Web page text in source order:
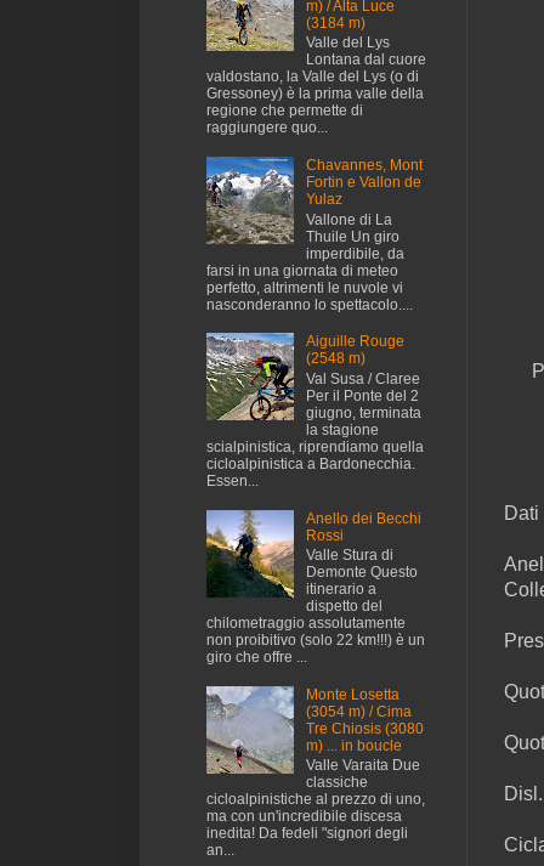
Dati
m) / Alta Luce
(3184 m)
Valle del Lys
Lontana dal cuore
valdostano, la Valle del Lys (o di
Gressoney) è la prima valle della
regione che permette di
raggiungere quo...
Chavannes, Mont
Fortin e Vallon de
Yulaz
Vallone di La
Thuile Un giro
imperdibile, da
farsi in una giornata di meteo
perfetto, altrimenti le nuvole vi
nasconderanno lo spettacolo....
Aiguille Rouge
(2548 m)
Val Susa / Claree
Per il Ponte del 2
giugno, terminata
la stagione
scialpinistica, riprendiamo quella
cicloalpinistica a Bardonecchia.
Essen...
Anello dei Becchi
Rossi
Valle Stura di
Demonte Questo
itinerario a
dispetto del
chilometraggio assolutamente
non proibitivo (solo 22 km!!!) è un
giro che offre ...
Monte Losetta
(3054 m) / Cima
Tre Chiosis (3080
m) ... in boucle
Valle Varaita Due
classiche
cicloalpinistiche al prezzo di uno,
ma con un'incredibile discesa
inedita! Da fedeli "signori degli
an...